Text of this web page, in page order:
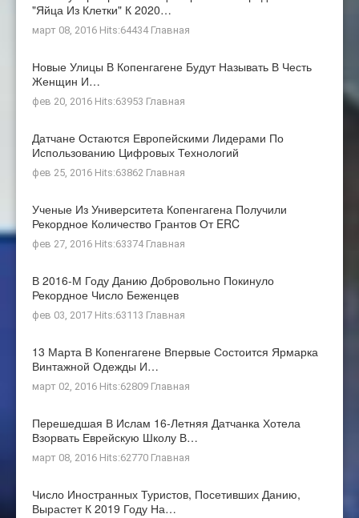
"яйца Из Клетки" К 2020…
март 08, 2016 Hits:64434 Главная
Новые Улицы В Копенгагене Будут Называть В Честь
Женщин И…
фев 20, 2016 Hits:63953 Главная
Датчане Остаются Европейскими Лидерами По
Использованию Цифровых Технологий
фев 25, 2016 Hits:63862 Главная
Ученые Из Университета Копенгагена Получили
Рекордное Количество Грантов От ERC
фев 27, 2016 Hits:63374 Главная
В 2016-М Году Данию Добровольно Покинуло
Рекордное Число Беженцев
фев 03, 2017 Hits:63113 Главная
13 Марта В Копенгагене Впервые Состоится Ярмарка
Винтажной Одежды И…
март 02, 2016 Hits:62809 Главная
Перешедшая В Ислам 16-Летняя Датчанка Хотела
Взорвать Еврейскую Школу В…
март 08, 2016 Hits:62770 Главная
Число Иностранных Туристов, Посетивших Данию,
Вырастет К 2019 Году На…